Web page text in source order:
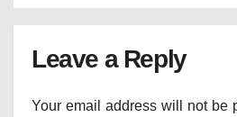
Leave a Reply
Your email address will not be